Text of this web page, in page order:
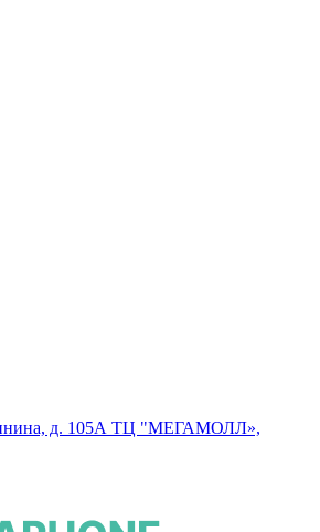
д. 105А ТЦ "МЕГАМОЛЛ»,